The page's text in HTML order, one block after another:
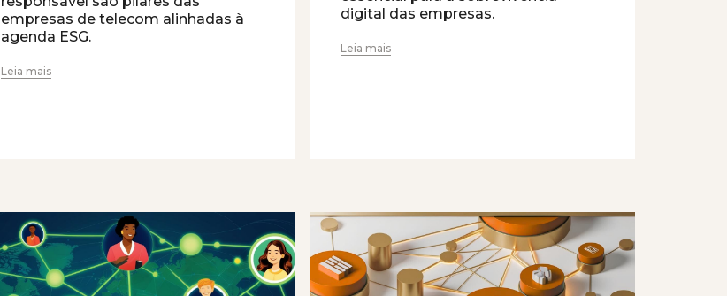
empresas de telecom alinhadas à
agenda ESG.
Leia mais
digital das empresas.
Leia mais